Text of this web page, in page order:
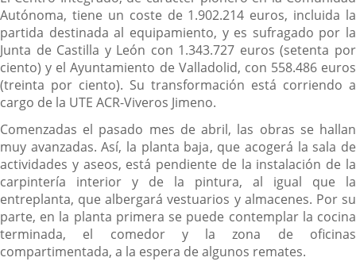
Autónoma, tiene un coste de 1.902.214 euros, incluida la
partida destinada al equipamiento, y es sufragado por la
Junta de Castilla y León con 1.343.727 euros (setenta por
ciento) y el Ayuntamiento de Valladolid, con 558.486 euros
(treinta por ciento). Su transformación está corriendo a
cargo de la UTE ACR-Viveros Jimeno.
Comenzadas el pasado mes de abril, las obras se hallan
muy avanzadas. Así, la planta baja, que acogerá la sala de
actividades y aseos, está pendiente de la instalación de la
carpintería interior y de la pintura, al igual que la
entreplanta, que albergará vestuarios y almacenes. Por su
parte, en la planta primera se puede contemplar la cocina
terminada, el comedor y la zona de oficinas
compartimentada, a la espera de algunos remates.